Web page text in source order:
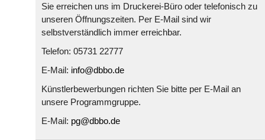
Sie erreichen uns im Druckerei-Büro oder telefonisch zu
unseren Öffnungszeiten. Per E-Mail sind wir
selbstverständlich immer erreichbar.
Telefon: 05731 22777
E-Mail: info@dbbo.de
Künstlerbewerbungen richten Sie bitte per E-Mail an
unsere Programmgruppe.
E-Mail: pg@dbbo.de